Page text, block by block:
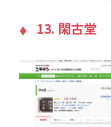
13. 閑古堂